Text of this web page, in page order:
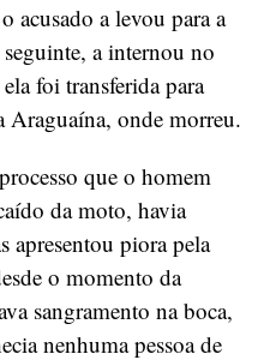
acusado a levou para a
seguinte, a internou no
foi transferida para
Araguaína, onde morreu.
que o homem
da moto, havia
apresentou piora pela
o momento da
sangramento na boca,
nenhuma pessoa de